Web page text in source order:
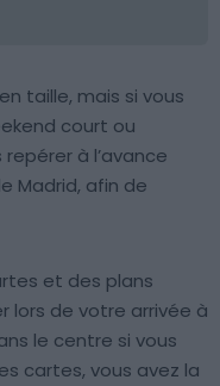
taille, mais si vous
court ou
à l’avance
Madrid, afin de
et des plans
lors de votre arrivée à
le centre si vous
cartes, vous avez la